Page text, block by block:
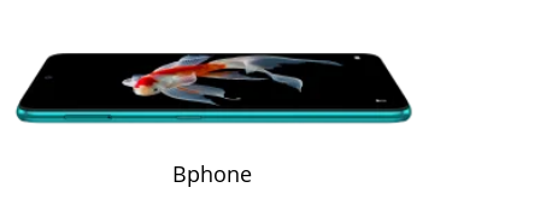
Bphone